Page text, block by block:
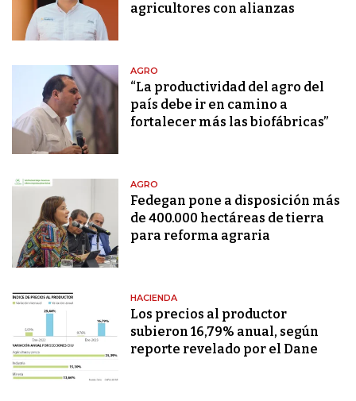
agricultores con alianzas
AGRO
“La productividad del agro del
país debe ir en camino a
fortalecer más las biofábricas”
AGRO
Fedegan pone a disposición más
de 400.000 hectáreas de tierra
para reforma agraria
HACIENDA
Los precios al productor
subieron 16,79% anual, según
reporte revelado por el Dane